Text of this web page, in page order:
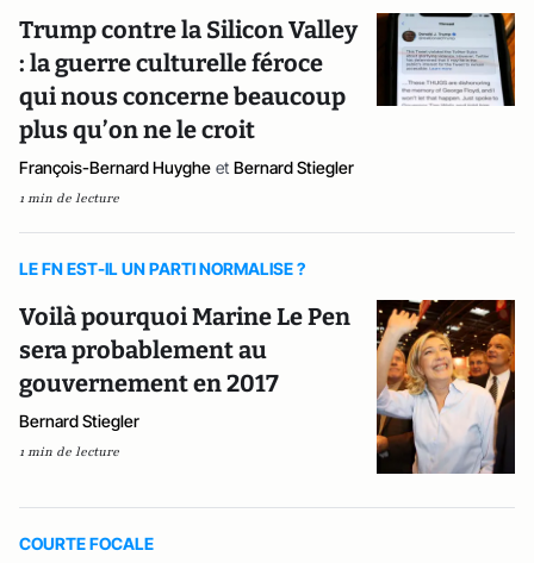
Trump contre la Silicon Valley
: la guerre culturelle féroce
qui nous concerne beaucoup
plus qu’on ne le croit
François-Bernard Huyghe et Bernard Stiegler
1 min de lecture
LE FN EST-IL UN PARTI NORMALISE ?
Voilà pourquoi Marine Le Pen
sera probablement au
gouvernement en 2017
Bernard Stiegler
1 min de lecture
COURTE FOCALE